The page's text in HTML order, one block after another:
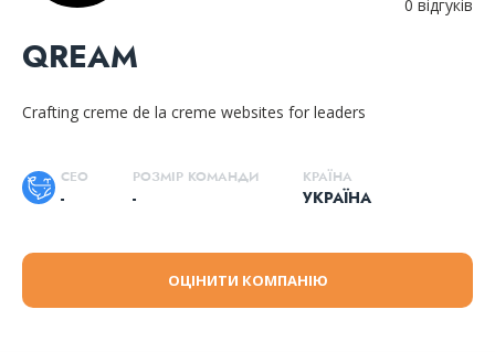
QREAM
Сrafting creme de la creme websites for leaders
CEO
-
РОЗМІР КОМАНДИ
-
КРАЇНА
УКРАЇНА
0 відгуків
ОЦІНИТИ КОМПАНІЮ